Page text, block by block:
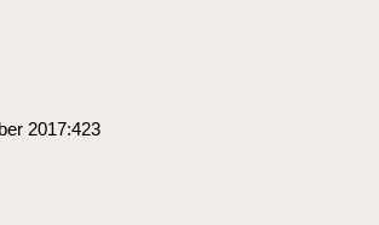
2017:423